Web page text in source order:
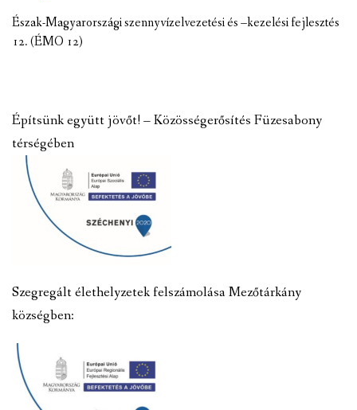
Észak-Magyarországi szennyvízelvezetési és –kezelési fejlesztés
12. (ÉMO 12)
Építsünk együtt jövőt! – Közösségerősítés Füzesabony
térségében
Szegregált élethelyzetek felszámolása Mezőtárkány
községben: